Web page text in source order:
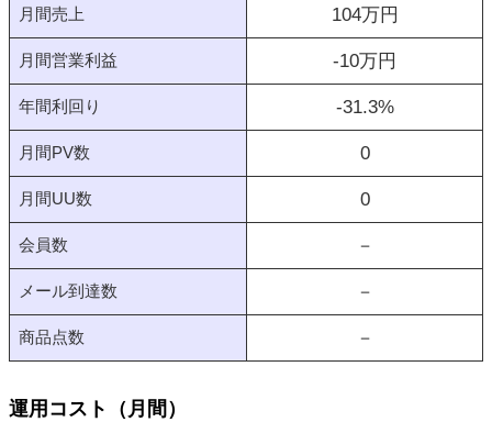
月間売上 104万円
月間営業利益 -10万円
年間利回り -31.3%
月間PV数 0
月間UU数 0
会員数 －
メール到達数 －
商品点数 －
運用コスト（月間）